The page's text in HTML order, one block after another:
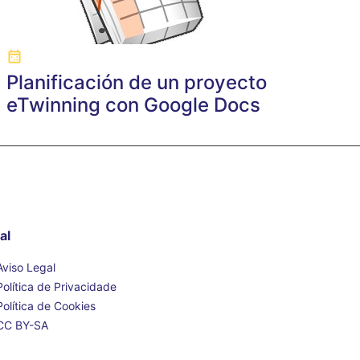
Planificación de un proyecto
eTwinning con Google Docs
Legal
de Privacidade
de Cookies
BY-SA